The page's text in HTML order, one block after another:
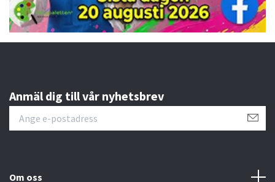
Anmäl dig till vår nyhetsbrev
Om oss